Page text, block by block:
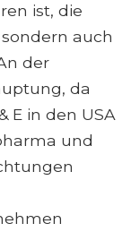
ist, die
auch
der
da
E in den USA
und